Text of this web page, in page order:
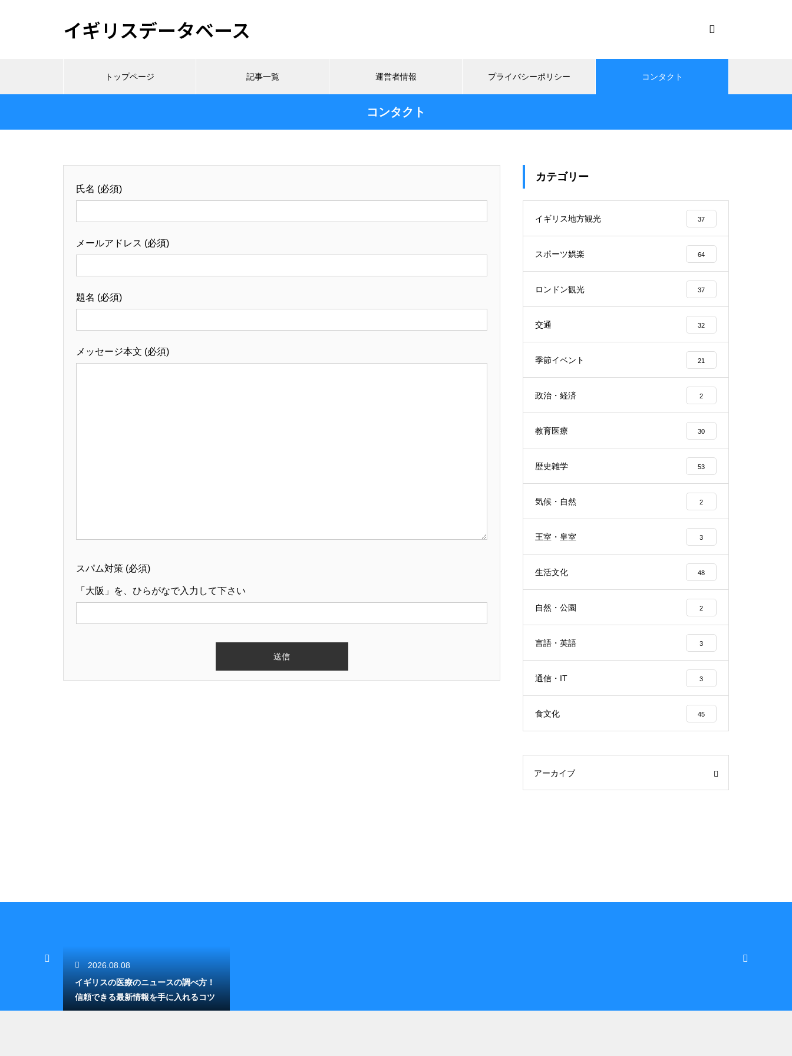
イギリスデータベース
トップページ 記事一覧 運営者情報 プライバシーポリシー コンタクト
コンタクト
氏名 (必須)
メールアドレス (必須)
題名 (必須)
メッセージ本文 (必須)
スパム対策 (必須)
「大阪」を、ひらがなで入力して下さい
カテゴリー
イギリス地方観光 37
スポーツ娯楽 64
ロンドン観光 37
交通 32
季節イベント 21
政治・経済 2
教育医療 30
歴史雑学 53
気候・自然 2
王室・皇室 3
生活文化 48
自然・公園 2
言語・英語 3
通信・IT 3
食文化 45
アーカイブ
2026.08.08
イギリスの医療のニュースの調べ方！
信頼できる最新情報を手に入れるコツ